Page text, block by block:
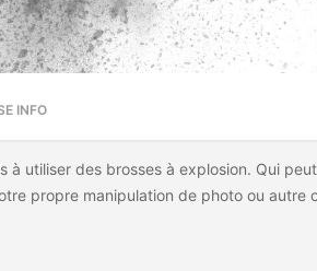
INFO
à utiliser des brosses à explosion. Qui
propre manipulation de photo ou autre